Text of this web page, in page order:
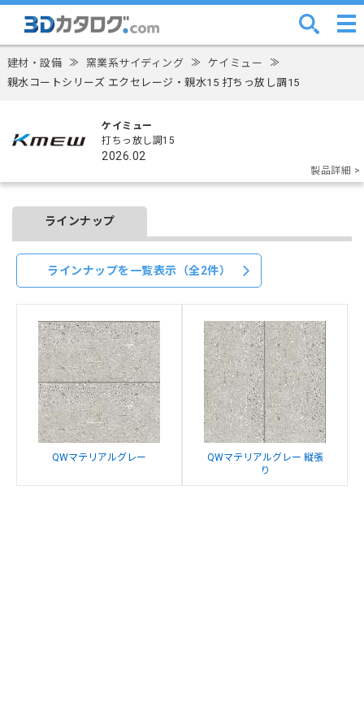
建材・設備 ≫ 窯業系サイディング ≫ ケイミュー ≫
親水コートシリーズ エクセレージ・親水15 打ちっ放し調15
ケイミュー
打ちっ放し調15
2026.02
製品詳細 >
ラインナップ
ラインナップを一覧表示（全2件）
QWマテリアルグレー
QWマテリアルグレー 縦張
り